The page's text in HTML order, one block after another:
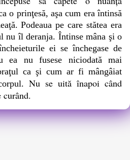
o prinţesă, aşa cum era întinsă
Podeaua pe care stătea era
nu îl deranja. Întinsemâna şi o
ei se închegase de
ea nu fusese niciodată mai
ca şi cum ar fi mângâiat
Nu se uită înapoi când